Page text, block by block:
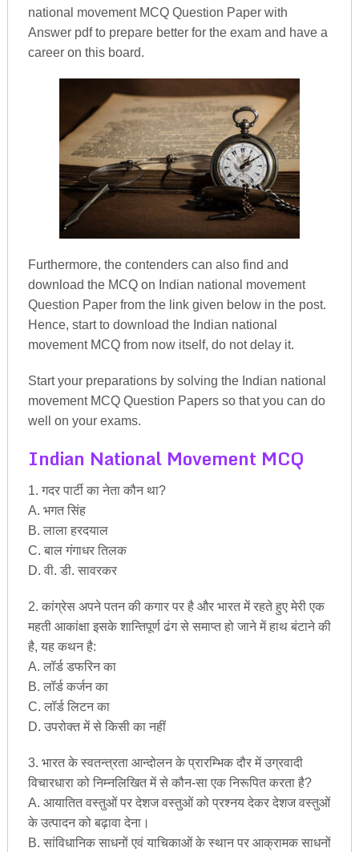
national movement MCQ Question Paper with
Answer pdf to prepare better for the exam and have a
career on this board.
Furthermore, the contenders can also find and
download the MCQ on Indian national movement
Question Paper from the link given below in the post.
Hence, start to download the Indian national
movement MCQ from now itself, do not delay it.
Start your preparations by solving the Indian national
movement MCQ Question Papers so that you can do
well on your exams.
Indian National Movement MCQ
1. गदर पार्टी का नेता कौन था?
A. भगत सिंह
B. लाला हरदयाल
C. बाल गंगाधर तिलक
D. वी. डी. सावरकर
2. कांग्रेस अपने पतन की कगार पर है और भारत में रहते हुए मेरी एक
महती आकांक्षा इसके शान्तिपूर्ण ढंग से समाप्त हो जाने में हाथ बंटाने की
है, यह कथन है:
A. लॉर्ड डफरिन का
B. लॉर्ड कर्जन का
C. लॉर्ड लिटन का
D. उपरोक्त में से किसी का नहीं
3. भारत के स्वतन्त्रता आन्दोलन के प्रारम्भिक दौर में उग्रवादी
विचारधारा को निम्नलिखित में से कौन-सा एक निरूपित करता है?
A. आयातित वस्तुओं पर देशज वस्तुओं को प्रश्नय देकर देशज वस्तुओं
के उत्पादन को बढ़ावा देना।
B. सांविधानिक साधनों एवं याचिकाओं के स्थान पर आक्रामक साधनों